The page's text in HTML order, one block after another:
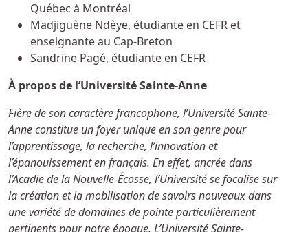
Québec à Montréal
Madjiguène Ndèye, étudiante en CEFR et
enseignante au Cap-Breton
Sandrine Pagé, étudiante en CEFR
À propos de l’Université Sainte-Anne
Fière de son caractère francophone, l’UniversitéSainte-
Anneconstitue un foyer unique en son genre pour
l’apprentissage, la recherche, l’innovation et
l’épanouissement en français. En effet, ancrée dans
l’Acadie de la Nouvelle-Écosse, l’Université se focalise sur
la création et la mobilisation de savoirs nouveaux dans
une variété de domaines de pointe particulièrement
pertinents pour notre époque. L’UniversitéSainte-